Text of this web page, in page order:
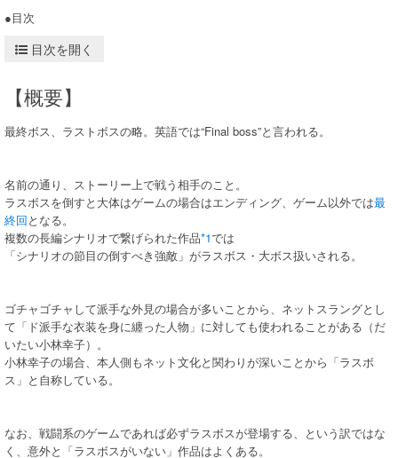
●目次
目次を開く
【概要】
最終ボス、ラストボスの略。英語では“Final boss”と言われる。
名前の通り、ストーリー上で戦う相手のこと。
ラスボスを倒すと大体はゲームの場合はエンディング、ゲーム以外では最
終回となる。
複数の長編シナリオで繋げられた作品*1では
「シナリオの節目の倒すべき強敵」がラスボス・大ボス扱いされる。
ゴチャゴチャして派手な外見の場合が多いことから、ネットスラングとし
て「ド派手な衣装を身に纏った人物」に対しても使われることがある（だ
いたい小林幸子）。
小林幸子の場合、本人側もネット文化と関わりが深いことから「ラスボ
ス」と自称している。
なお、戦闘系のゲームであれば必ずラスボスが登場する、という訳ではな
く、意外と「ラスボスがいない」作品はよくある。